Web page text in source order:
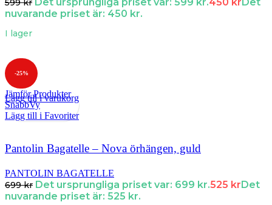
599kr
nuvarande priset är: 450 kr.
I lager
-25%
Jämför Produkter
SnabbVy
Lägg till i Favoriter
Lägg till i varukorg
Pantolin Bagatelle – Nova örhängen, guld
PANTOLIN BAGATELLE
699kr Det ursprungliga priset var: 699 kr.525 krDet
nuvarande priset är: 525 kr.